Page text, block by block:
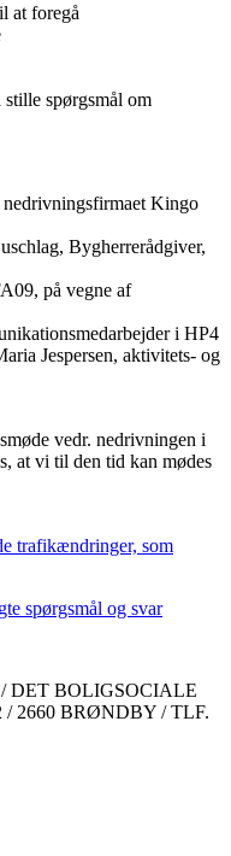
at foregå
spørgsmål om
nedrivningsfirmaet Kingo
Bygherrerådgiver,
på vegne af
i HP4
Jespersen, aktivitets- og
vedr. nedrivningen i
at vi til den tid kan mødes
trafikændringer, som
spørgsmål og svar
DET BOLIGSOCIALE
2660 BRØNDBY / TLF.